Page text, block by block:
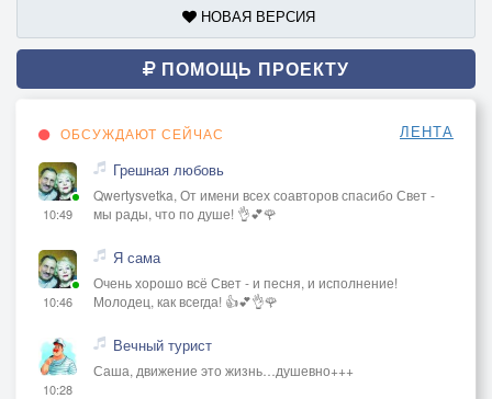
НОВАЯ ВЕРСИЯ
ПОМОЩЬ ПРОЕКТУ
ОБСУЖДАЮТ СЕЙЧАС ЛЕНТА
10:49
Грешная любовь
Qwertysvetka, От имени всех соавторов спасибо Свет -
мы рады, что по душе! 👌💕🌹
10:46
Я сама
Очень хорошо всё Свет - и песня, и исполнение!
Молодец, как всегда! 👍💕👌🌹
10:28
Вечный турист
Саша, движение это жизнь…душевно+++